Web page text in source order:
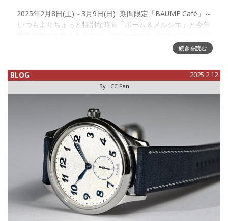
2025年2月8日(土)～3月9日(日) 期間限定「BAUME Café」～
いつもよりちょっと特別な時間「ボーム＆メルシエ」と今年
続きを読む
BLOG 2025.2.12
By : CC Fan